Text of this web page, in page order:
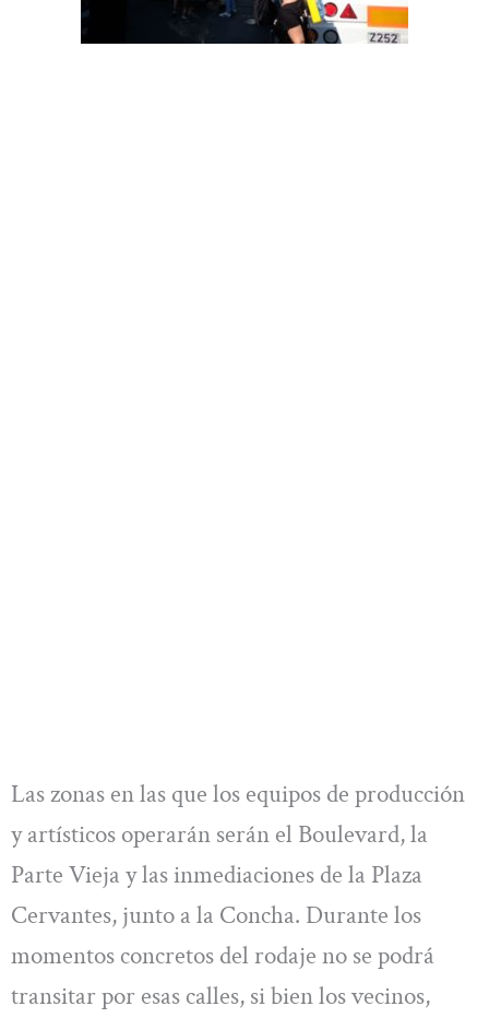
Las zonas en las que los equipos de producción
y artísticos operarán serán el Boulevard, la
Parte Vieja y las inmediaciones de la Plaza
Cervantes, junto a la Concha. Durante los
momentos concretos del rodaje no se podrá
transitar por esas calles, si bien los vecinos,